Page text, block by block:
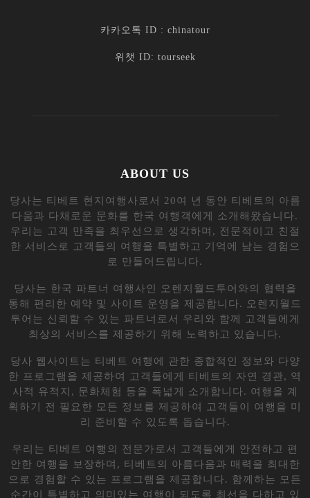
카카오톡 ID : chinatour
위챗 ID: tourseek
ABOUT US
당사는 티베트 현지여행사로서 20여 년 동안 티베트의 아름
다움과 다채로운 문화를 한국 여행객에게 소개해왔습니다.
우리는 고객 만족을 최우선으로 생각하며, 전문적이고 친절
한 서비스로 고객들의 여행을 특별하고 기억에 남는 경험으
로 만들어드립니다.
당사는 한국 파트너 여행사인 오렌지월드투어와의 협력을
통해 편리한 예약 및 사이트 운영을 제공합니다. 오렌지월드
투어는 신뢰할 수 있는 파트너로서 우리와 함께 고객들에게
최상의 서비스를 제공하기 위해 노력하고 있습니다.
당사 웹사이트는 티베트 여행에 관한 종합적인 정보와 다양
한 프로그램을 제공하여 고객들에게 티베트의 자연 경관, 역
사적 유적지, 문화체험 등을 폭넓게 소개합니다. 여행을 계
획하기 전 필요한 모든 정보를 제공하여 고객들이 여행을 미
리 준비할 수 있도록 돕습니다.
우리는 티베트 여행의 전문가로서 고객들에게 안전하고 편
안한 여행을 보장하며, 티베트의 아름다움과 매력을 최대한
으로 경험할 수 있는 프로그램을 제공합니다. 함께하는 모든
순간이 특별하고 의미있는 여행이 되도록 최선을 다하고 있